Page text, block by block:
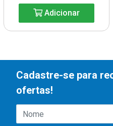
Adicionar
Cadastre-se para
ofertas!